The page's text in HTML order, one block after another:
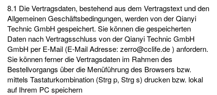
8.1 Die Vertragsdaten, bestehend aus dem Vertragstext und den
Allgemeinen Geschäftsbedingungen, werden von der Qianyi
Technic GmbH gespeichert. Sie können die gespeicherten
Daten nach Vertragsschluss von der Qianyi Technic GmbH
GmbH per E-Mail (E-Mail Adresse: zerro@cclife.de) anfordern.
Sie können ferner die Vertragsdaten im Rahmen des
Bestellvorgangs über die Menüführung des Browsers bzw.
mittels Tastaturkombination (Strg p, Strg s) drucken bzw. lokal
auf Ihrem PC speichern